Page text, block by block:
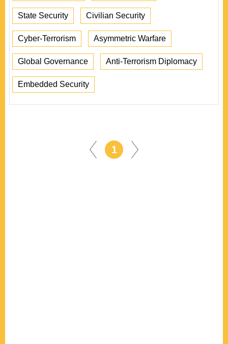
State Security Civilian Security
Cyber-Terrorism Asymmetric Warfare
Global Governance Anti-Terrorism Diplomacy
Embedded Security
1